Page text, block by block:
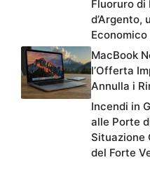
Fluoruro di
d’Argento,
MacBook
l’Offerta
Annulla i
Incendi in
alle Porte
Situazione
del Forte